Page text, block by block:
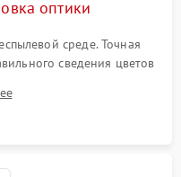
оптики
среде. Точная
сведения цветов
подключение всех
и закрытие корпуса